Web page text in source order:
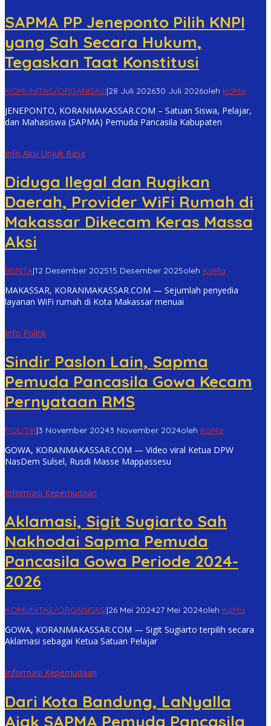
SAPMA PP Jeneponto Pilih KNPI
yang Sah Secara Hukum,
Tegaskan Taat Konstitusi
KOMUNITAS/ORGANISASI|28 Juli 202630 Juli 2026oleh KoMa
JENEPONTO, KORANMAKASSAR.COM – Satuan Siswa, Pelajar,
dan Mahasiswa (SAPMA) Pemuda Pancasila Kabupaten
Info Aksi Unjuk Rasa
Diduga Ilegal dan Rugikan
Daerah, Provider WiFi Rumah di
Makassar Dikecam Keras Massa
Aksi
BERITA|12 Desember 202515 Desember 2025oleh KoMa
MAKASSAR, KORANMAKASSAR.COM — Sejumlah penyedia
layanan WiFi rumah di Kota Makassar menuai
Info Politik
Sindir Paslon Lain, Sapma
Pemuda Pancasila Gowa Kecam
Pernyataan RMS
POLITIK|3 November 20243 November 2024oleh KoMa
GOWA, KORANMAKASSAR.COM — Video viral Ketua DPW
NasDem Sulsel, Rusdi Masse Mappassesu
Informasi Kepemudaan
Aklamasi, Sigit Sugiarto Sah
Nakhodai Sapma Pemuda
Pancasila Gowa Periode 2024-
2026
KOMUNITAS/ORGANISASI|26 Mei 202427 Mei 2024oleh KoMa
GOWA, KORANMAKASSAR.COM — Sigit Sugiarto terpilih secara
Aklamasi sebagai Ketua Satuan Pelajar
Informasi Kepemudaan
Dari Kota Bandung, LaNyalla
Ajak SAPMA Pemuda Pancasila